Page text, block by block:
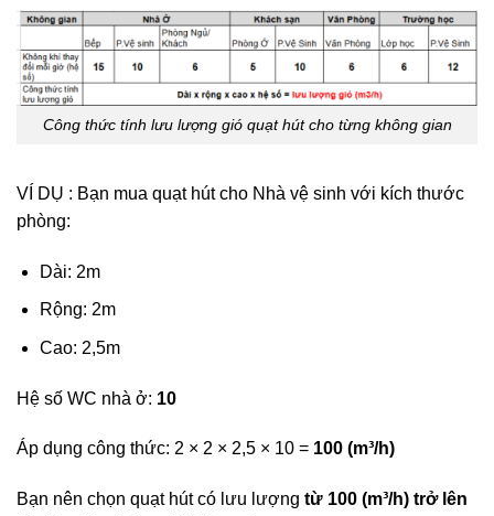
Công thức tính lưu lượng gió quạt hút cho từng không gian
VÍ DỤ : Bạn mua quạt hút cho Nhà vệ sinh với kích thước
phòng:
Dài: 2m
Rộng: 2m
Cao: 2,5m
Hệ số WC nhà ở: 10
Áp dụng công thức: 2 × 2 × 2,5 × 10 = 100 (m³/h)
Bạn nên chọn quạt hút có lưu lượng từ 100 (m³/h) trở lên